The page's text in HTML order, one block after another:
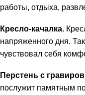
работы, отдыха,
Кресло-качалка.
напряженного дня.
чувствовал себя
Перстень с
послужит памятным